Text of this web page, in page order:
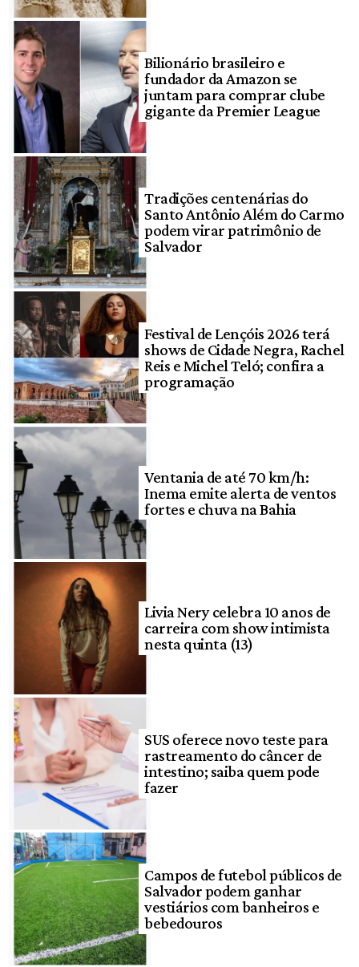
Bilionário brasileiro e
fundador da Amazon se
juntam para comprar clube
gigante da Premier League
Tradições centenárias do
Santo Antônio Além do Carmo
podem virar patrimônio de
Salvador
Festival de Lençóis 2026 terá
shows de Cidade Negra, Rachel
Reis e Michel Teló; confira a
programação
Ventania de até 70 km/h:
Inema emite alerta de ventos
fortes e chuva na Bahia
Livia Nery celebra 10 anos de
carreira com show intimista
nesta quinta (13)
SUS oferece novo teste para
rastreamento do câncer de
intestino; saiba quem pode
fazer
Campos de futebol públicos de
Salvador podem ganhar
vestiários com banheiros e
bebedouros